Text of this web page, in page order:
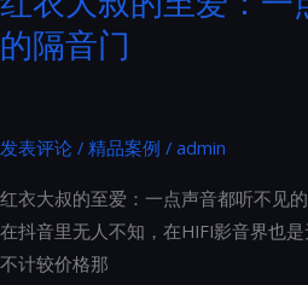
音
门
全
列
产
品
的隔音门
发表评论 / 精品案例 / admin
红衣大叔的至爱：一点声音都听不见
在抖音里无人不知，在HIFI影音界也
不计较价格那